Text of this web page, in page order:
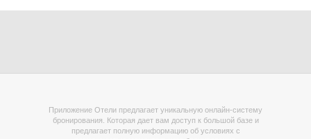
Приложение Отели предлагает уникальную онлайн-систему
бронирования. Которая дает вам доступ к большой базе и
предлагает полную информацию об условиях с